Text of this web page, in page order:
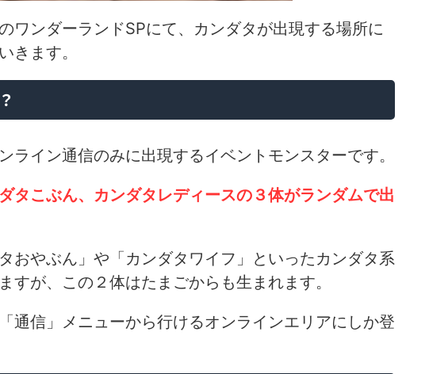
ワンダーランドSPにて、カンダタが出現する場所に
きます。
ライン通信のみに出現するイベントモンスターです。
タこぶん、カンダタレディースの３体がランダムで出
おやぶん」や「カンダタワイフ」といったカンダタ系
すが、この２体はたまごからも生まれます。
通信」メニューから行けるオンラインエリアにしか登